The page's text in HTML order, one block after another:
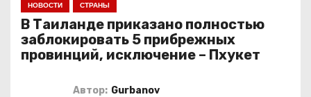
НОВОСТИ СТРАНЫ
В Таиланде приказано полностью
заблокировать 5 прибрежных
провинций, исключение – Пхукет
Автор: Gurbanov